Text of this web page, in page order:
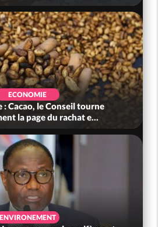
EVENEMENTIEL
Côte d'Ivoire: Cacao, une découverte
ivoirienne redonne espoir face a...
ECONOMIE